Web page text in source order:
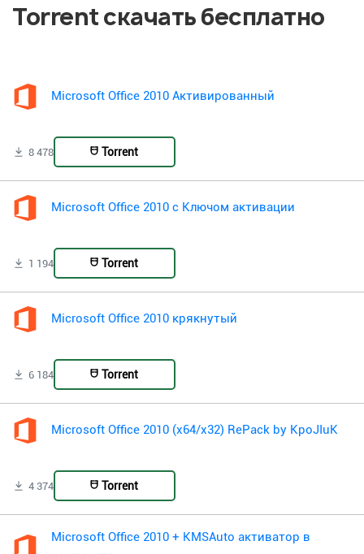
Torrent скачать бесплатно
Microsoft Office 2010 Активированный
8 478 Torrent
Microsoft Office 2010 с Ключом активации
1 194 Torrent
Microsoft Office 2010 крякнутый
6 184 Torrent
Microsoft Office 2010 (x64/x32) RePack by KpoJIuK
4 374 Torrent
Microsoft Office 2010 + KMSAuto активатор в